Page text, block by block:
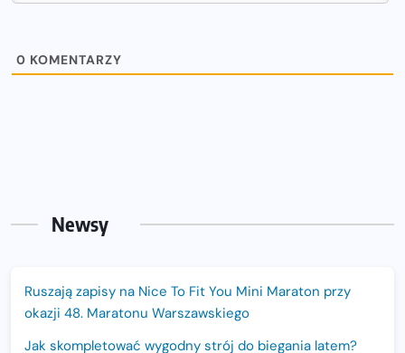
0 KOMENTARZY
Newsy
Ruszają zapisy na Nice To Fit You Mini Maraton przy
okazji 48. Maratonu Warszawskiego
Jak skompletować wygodny strój do biegania latem?